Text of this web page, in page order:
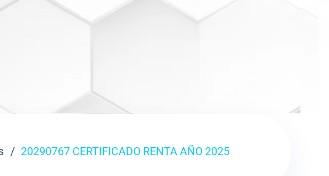
20290767 CERTIFICADO RENTA AÑO 2025